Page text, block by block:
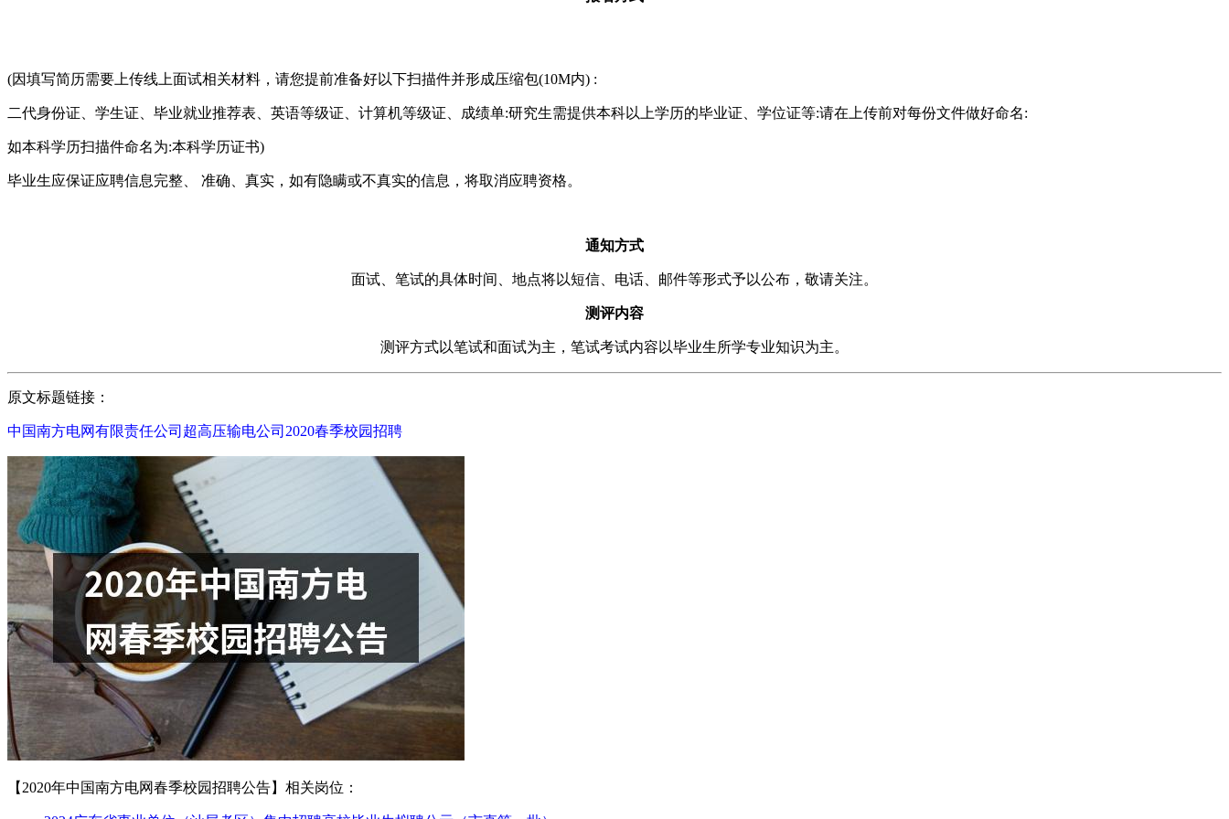
(因填写简历需要上传线上面试相关材料，请您提前准备好以下扫描件并形成压缩包(10M内) :
二代身份证、学生证、毕业就业推荐表、英语等级证、计算机等级证、成绩单:研究生需提供本科以上学历的毕业证、学位证等:请在上传前对每份文件做好命名:
如本科学历扫描件命名为:本科学历证书)
毕业生应保证应聘信息完整、 准确、真实，如有隐瞒或不真实的信息，将取消应聘资格。
通知方式
面试、笔试的具体时间、地点将以短信、电话、邮件等形式予以公布，敬请关注。
测评内容
测评方式以笔试和面试为主，笔试考试内容以毕业生所学专业知识为主。
原文标题链接：
中国南方电网有限责任公司超高压输电公司2020春季校园招聘
【2020年中国南方电网春季校园招聘公告】相关岗位：